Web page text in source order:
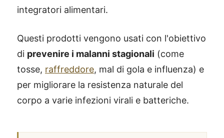
integratori alimentari.
Questi prodotti vengono usati con l'obiettivo
di prevenire i malanni stagionali (come
tosse, raffreddore, mal di gola e influenza) e
per migliorare la resistenza naturale del
corpo a varie infezioni virali e batteriche.